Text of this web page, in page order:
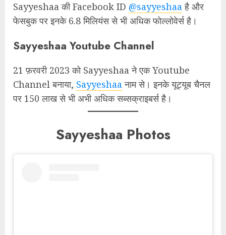
Sayyeshaa की Facebook ID @sayyeshaaहै और
फेसबुक पर इनके 6.8 मिलियंस से भी अधिक फोल्लोवेर्स है।
Sayyeshaa Youtube Channel
21 फ़रवरी 2023 को Sayyeshaa ने एक Youtube
Channel बनाया, Sayyeshaa नाम से। इनके यूट्यूब चैनल
पर 150 लाख से भी अभी अधिक सब्सक्राइबर्स है।
Sayyeshaa Photos